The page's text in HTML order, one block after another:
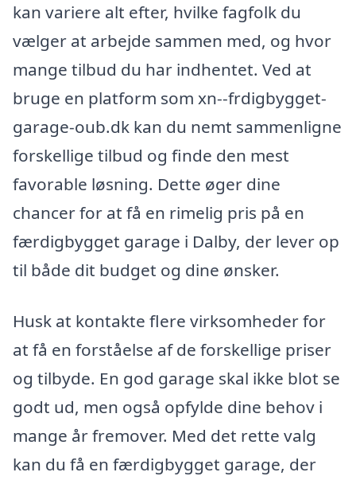
kan variere alt efter, hvilke fagfolk du
vælger at arbejde sammen med, og hvor
mange tilbud du har indhentet. Ved at
bruge en platform som xn--frdigbygget-
garage-oub.dk kan du nemt sammenligne
forskellige tilbud og finde den mest
favorable løsning. Dette øger dine
chancer for at få en rimelig pris på en
færdigbygget garage i Dalby, der lever op
til både dit budget og dine ønsker.
Husk at kontakte flere virksomheder for
at få en forståelse af de forskellige priser
og tilbyde. En god garage skal ikke blot se
godt ud, men også opfylde dine behov i
mange år fremover. Med det rette valg
kan du få en færdigbygget garage, der